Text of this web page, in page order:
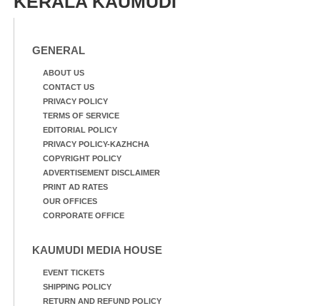
വസ്ത്രങ്ങൾ
ഉണക്കാനിട്ടിരിക്കുന്ന
ഫുട്ബോൾ കളികളിൽ
കുട്ടികൾ
ക്യാമ്പിലെത്തിയവർ മഴ
GENERAL
ABOUT US
CONTACT US
PRIVACY POLICY
TERMS OF SERVICE
EDITORIAL POLICY
PRIVACY POLICY-KAZHCHA
COPYRIGHT POLICY
ADVERTISEMENT DISCLAIMER
PRINT AD RATES
OUR OFFICES
CORPORATE OFFICE
KAUMUDI MEDIA HOUSE
EVENT TICKETS
SHIPPING POLICY
RETURN AND REFUND POLICY